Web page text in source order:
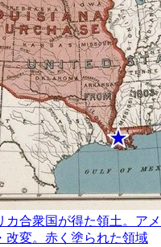
カ合衆国が得た領土。アメ
改変。赤く塗られた領域